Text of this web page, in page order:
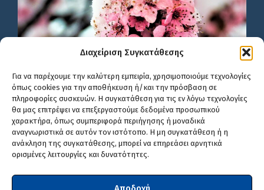
Διαχείριση Συγκατάθεσης
Για να παρέχουμε την καλύτερη εμπειρία, χρησιμοποιούμε τεχνολογίες
όπως cookies για την αποθήκευση ή/και την πρόσβαση σε
πληροφορίες συσκευών. Η συγκατάθεση για τις εν λόγω τεχνολογίες
θα μας επιτρέψει να επεξεργαστούμε δεδομένα προσωπικού
χαρακτήρα, όπως συμπεριφορά περιήγησης ή μοναδικά
αναγνωριστικά σε αυτόν τον ιστότοπο. Η μη συγκατάθεση ή η
ανάκληση της συγκατάθεσης, μπορεί να επηρεάσει αρνητικά
ορισμένες λειτουργίες και δυνατότητες.